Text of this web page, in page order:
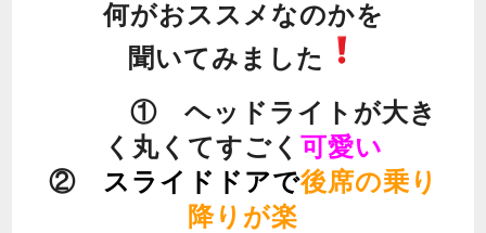
何がおススメなのかを
聞いてみました
① ヘッドライトが大き
く丸くてすごく 可愛い
② スライドドアで後席の乗り
降りが楽